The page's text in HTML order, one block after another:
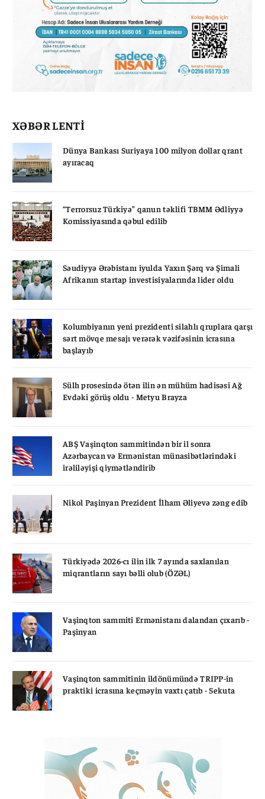
XƏBƏR LENTİ
Dünya Bankası Suriyaya 100 milyon dollar qrant
ayıracaq
“Terrorsuz Türkiyə” qanun təklifi TBMM Ədliyyə
Komissiyasında qəbul edilib
Səudiyyə Ərəbistanı iyulda Yaxın Şərq və Şimali
Afrikanın startap investisiyalarında lider oldu
Kolumbiyanın yeni prezidenti silahlı qruplara qarşı
sərt mövqe mesajı verərək vəzifəsinin icrasına
başlayıb
Sülh prosesində ötən ilin ən mühüm hadisəsi Ağ
Evdəki görüş oldu - Metyu Brayza
ABŞ Vaşinqton sammitindən bir il sonra
Azərbaycan və Ermənistan münasibətlərindəki
irəliləyişi qiymətləndirib
Nikol Paşinyan Prezident İlham Əliyevə zəng edib
Türkiyədə 2026-cı ilin ilk 7 ayında saxlanılan
miqrantların sayı bəlli olub (ÖZƏL)
Vaşinqton sammiti Ermənistanı dalandan çıxarıb -
Paşinyan
Vaşinqton sammitinin ildönümündə TRIPP-in
praktiki icrasına keçməyin vaxtı çatıb - Sekuta